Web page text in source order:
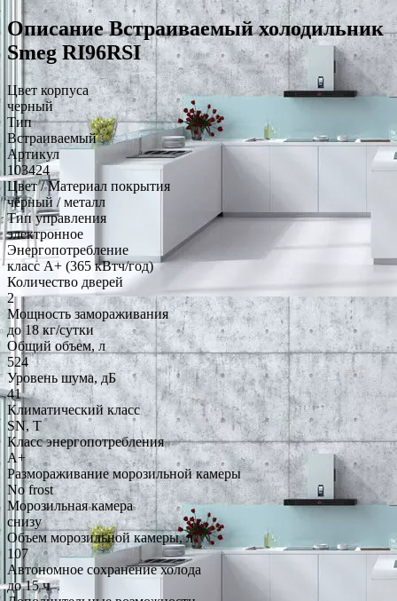
Описание Встраиваемый холодильник
Smeg RI96RSI
Цвет корпуса
черный
Тип
Встраиваемый
Артикул
103424
Цвет / Материал покрытия
чёрный / металл
Тип управления
электронное
Энергопотребление
класс A+ (365 кВтч/год)
Количество дверей
2
Мощность замораживания
до 18 кг/cутки
Общий объем, л
524
Уровень шума, дБ
41
Климатический класс
SN, T
Класс энергопотребления
A+
Размораживание морозильной камеры
No frost
Морозильная камера
снизу
Объем морозильной камеры, л
107
Автономное сохранение холода
до 15 ч